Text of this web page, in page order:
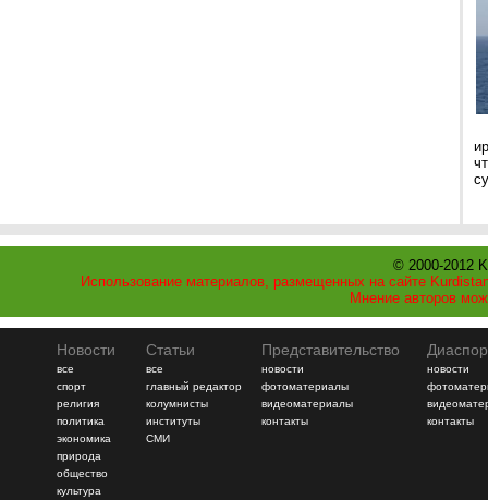
© 2000-2012
Использование материалов, размещенных на сайте
Мнение авторов
Новости
все
спорт
религия
политика
экономика
природа
общество
культура
Статьи
все
главный редактор
колумнисты
институты
СМИ
Представительство
новости
фотоматериалы
видеоматериалы
контакты
новости
контакты